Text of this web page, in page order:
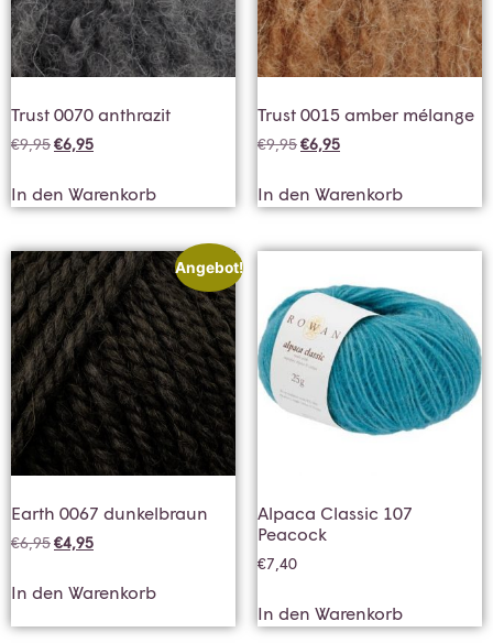
Trust 0070 anthrazit
€9,95€6,95
In den Warenkorb
Trust 0015 amber mélange
€9,95€6,95
In den Warenkorb
Angebot!
Earth 0067 dunkelbraun
€6,95€4,95
In den Warenkorb
Alpaca Classic 107
Peacock
€7,40
In den Warenkorb